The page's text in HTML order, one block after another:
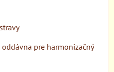
pre harmonizačný